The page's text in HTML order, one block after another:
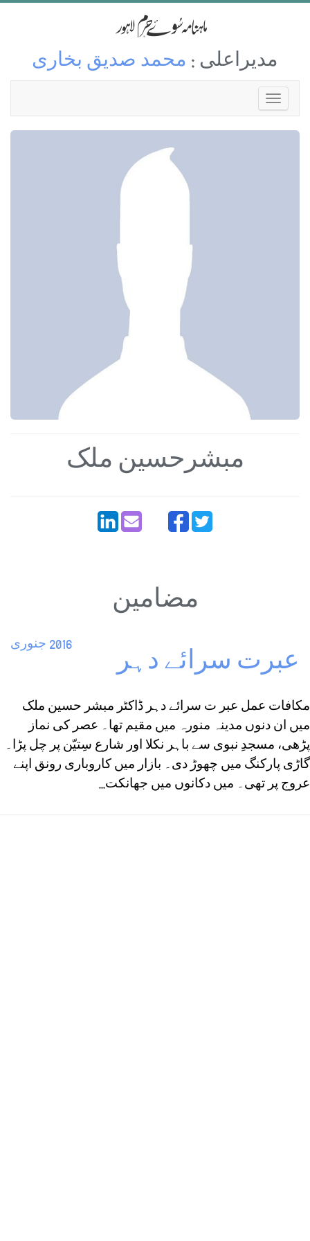
مدیراعلی : محمد صدیق بخاری
مبشرحسین ملک
مضامین
2016 جنوری
عبرت سرائے دہر
مکافات عمل عبر ت سرائے دہر ڈاکٹر مبشر حسین ملک
میں ان دنوں مدینہ منورہ میں مقیم تھا۔ عصر کی نماز
پڑھی، مسجدِ نبوی سے باہر نکلا اور شارع سِتیّن پر چل پڑا۔
گاڑی پارکنگ میں چھوڑ دی۔ بازار میں کاروباری رونق اپنے
عروج پر تھی۔ میں دکانوں میں جھانکت...